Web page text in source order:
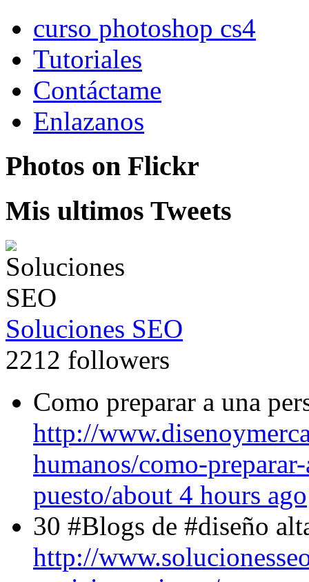
curso photoshop cs4
Tutoriales
Contáctame
Enlazanos
Photos on Flickr
Mis ultimos Tweets
Soluciones SEO
2212 followers
Como preparar a una
http://
humanos/como-
puesto/about 4 hours ago
30 #Blogs de #diseño
http://